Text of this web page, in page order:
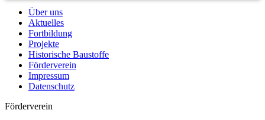
Über uns
Aktuelles
Fortbildung
Projekte
Historische Baustoffe
Förderverein
Impressum
Datenschutz
Förderverein